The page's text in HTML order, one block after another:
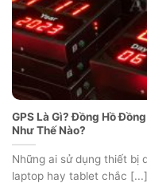
GPS Là Gì? Đồng Hồ
Như Thế Nào?
Những ai sử dụng thiết bị
laptop hay tablet chắc [...]